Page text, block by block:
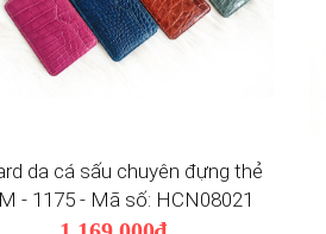
da cá sấu chuyên đựng thẻ
- 1175 - Mã số: HCN08021